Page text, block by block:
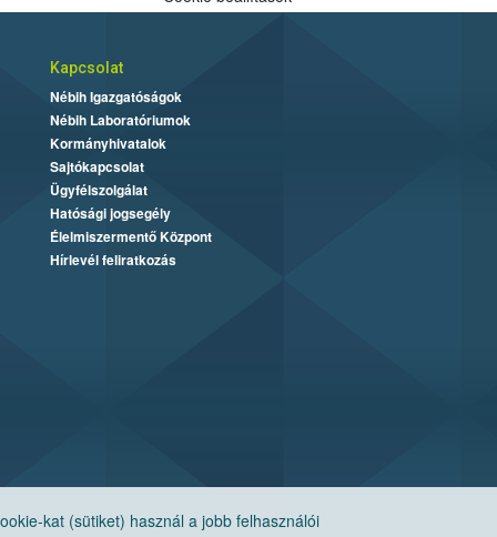
kat (sütiket) használ a jobb felhasználói
Kapcsolat
Nébih Igazgatóságok
Nébih Laboratóriumok
Kormányhivatalok
Sajtókapcsolat
Ügyfélszolgálat
Hatósági jogsegély
Élelmiszermentő Központ
Hírlevél feliratkozás